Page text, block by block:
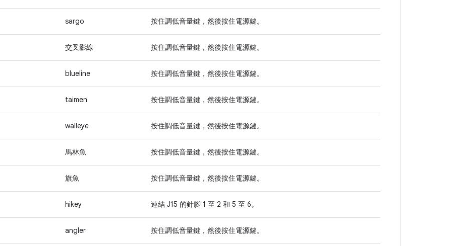
sargo 按住調低音量鍵，然後按住電源鍵。
交叉影線 按住調低音量鍵，然後按住電源鍵。
blueline 按住調低音量鍵，然後按住電源鍵。
taimen 按住調低音量鍵，然後按住電源鍵。
walleye 按住調低音量鍵，然後按住電源鍵。
馬林魚 按住調低音量鍵，然後按住電源鍵。
旗魚 按住調低音量鍵，然後按住電源鍵。
hikey 連結 J15 的針腳 1 至 2 和 5 至 6。
angler 按住調低音量鍵，然後按住電源鍵。